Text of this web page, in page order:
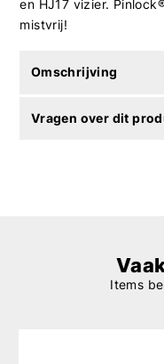
en HJ17 vizier.
mistvrij!
Omschrijving
Vragen over dit
Items